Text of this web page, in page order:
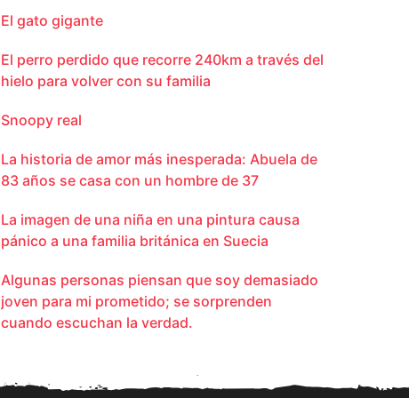
El gato gigante
El perro perdido que recorre 240km a través del
hielo para volver con su familia
Snoopy real
La historia de amor más inesperada: Abuela de
83 años se casa con un hombre de 37
La imagen de una niña en una pintura causa
pánico a una familia británica en Suecia
Algunas personas piensan que soy demasiado
joven para mi prometido; se sorprenden
cuando escuchan la verdad.